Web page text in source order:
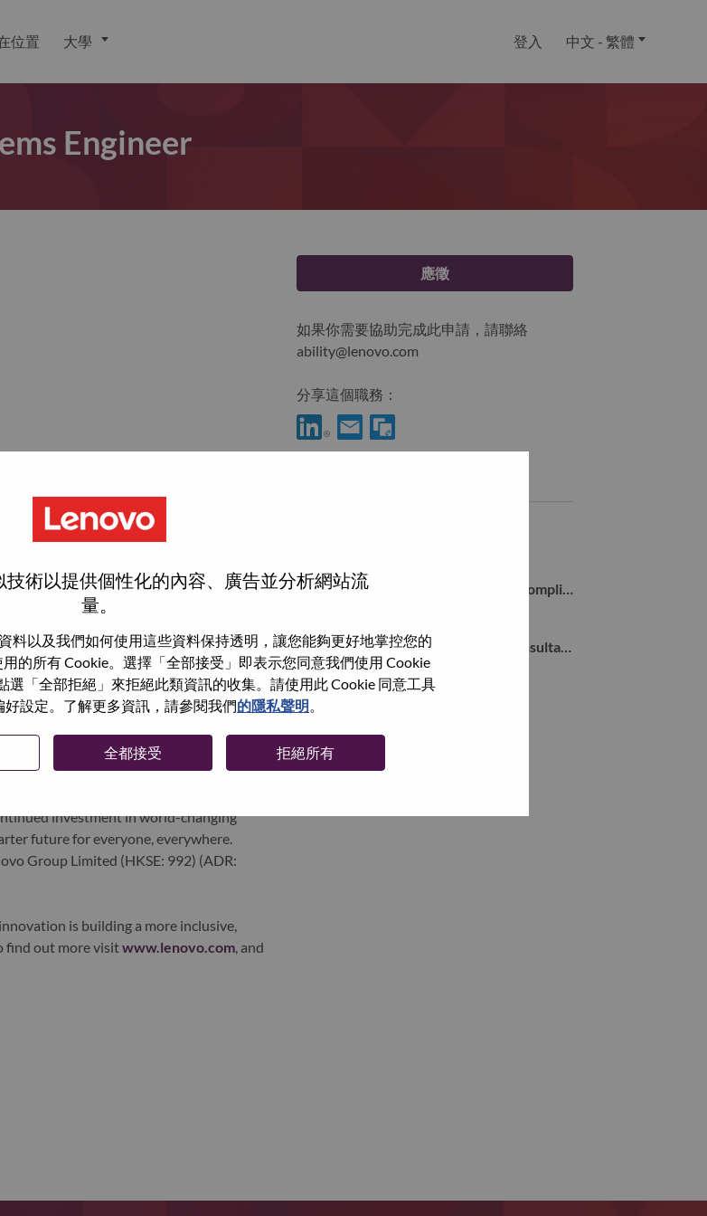
技術以提供個性化的內容、廣告並分析網站流
量。
料以及我們如何使用這些資料保持透明，讓您能夠更好地掌控您的
的所有 Cookie。選擇「全部接受」即表示您同意我們使用 Cookie
選「全部拒絕」來拒絕此類資訊的收集。請使用此 Cookie 同意工具
設定。了解更多資訊，請參閱我們的隱私聲明。
全都接受 拒絕所有
位置 大學 登入 中文 - 繁體
Engineer
WOW our customers.
ranked #153 in the Fortune Global
Focused on a bold vision to deliver
world’s largest PC company with a full-
(PCs, workstations, smartphones,
computing and software defined
investment in world-changing
future for everyone, everywhere.
Group Limited (HKSE: 992) (ADR:
is building a more inclusive,
find out more visitwww.lenovo.com, and
應徵
如果你需要協助完成此申請，請聯絡
ability@lenovo.com
分享這個職務：
使用 LinkedIn 分享 SAP SD Supply Chain Systems Engineer
透過電子郵件分享 SAP SD Supply Chain Systems Engineer
Sr. Manager, Cyber Resilience Act Compliance
Principal Digital Transformation Consultant
Morrisville, North Carolina, 美國,
Director, AI Solution Delivery
瀏覽全部